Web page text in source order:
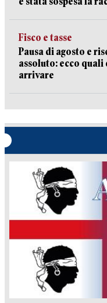
Fisco e tasse
Pausa di agosto e
assoluto: ecco quali
arrivare